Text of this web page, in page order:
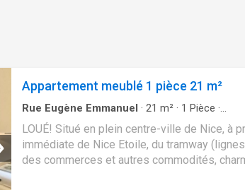
Appartement meublé 1 pièce 21 m²
Rue Eugène Emmanuel · 21 m² · 1 Pièce ·
Appartement
LOUÉ! Situé en plein centre-ville de Nice, à
immédiate de Nice Etoile, du tramway
des commerces et autres commodités,